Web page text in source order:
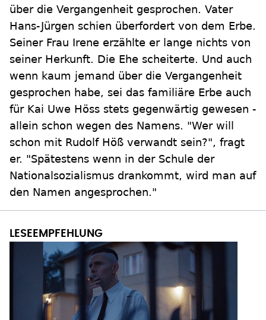
über die Vergangenheit gesprochen. Vater
Hans-Jürgen schien überfordert von dem Erbe.
Seiner Frau Irene erzählte er lange nichts von
seiner Herkunft. Die Ehe scheiterte. Und auch
wenn kaum jemand über die Vergangenheit
gesprochen habe, sei das familiäre Erbe auch
für Kai Uwe Höss stets gegenwärtig gewesen -
allein schon wegen des Namens. "Wer will
schon mit Rudolf Höß verwandt sein?", fragt
er. "Spätestens wenn in der Schule der
Nationalsozialismus drankommt, wird man auf
den Namen angesprochen."